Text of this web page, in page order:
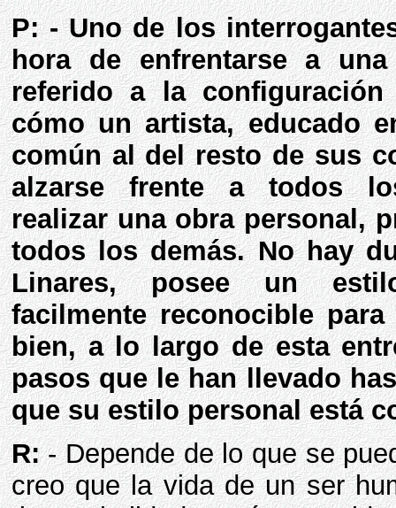
P: - Uno de los
hora de enfrentarse a
referido a la
cómo un artista, educado
común al del resto de sus
alzarse frente a todos
realizar una obra personal,
todos los demás. No hay
Linares, posee un
facilmente reconocible
bien, a lo largo de esta
pasos que le han llevado
que su estilo personal está
R:- Depende de lo que se
creo que la vida de un ser